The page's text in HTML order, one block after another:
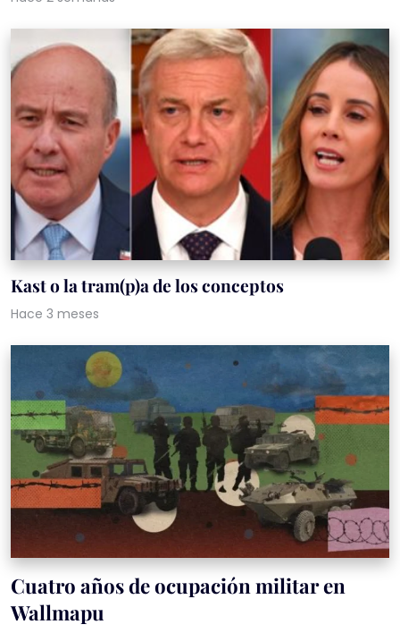
Kast o la tram(p)a de los conceptos
Hace 3 meses
Cuatro años de ocupación militar en
Wallmapu